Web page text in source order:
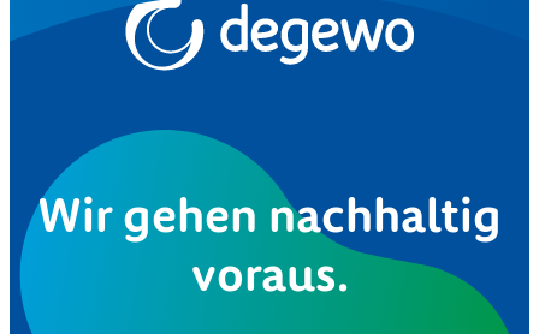
Wir gehen nachhaltig
voraus.